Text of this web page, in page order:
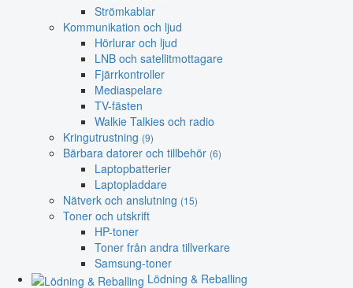
Strömkablar
Kommunikation och ljud
Hörlurar och ljud
LNB och satellitmottagare
Fjärrkontroller
Mediaspelare
TV-fästen
Walkie Talkies och radio
Kringutrustning (9)
Bärbara datorer och tillbehör (6)
Laptopbatterier
Laptopladdare
Nätverk och anslutning (15)
Toner och utskrift
HP-toner
Toner från andra tillverkare
Samsung-toner
Lödning & Reballing